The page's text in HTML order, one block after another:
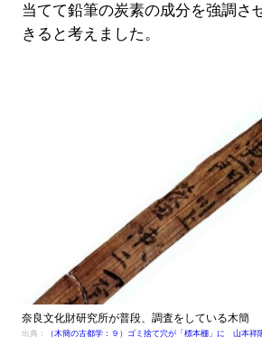
当てて鉛筆の炭素の成分を強調さ
きると考えました。
奈良文化財研究所が普段、調査をしている木簡
出典： （木簡の古都学：９）ゴミ捨て穴が「標本棚」に 山本祥